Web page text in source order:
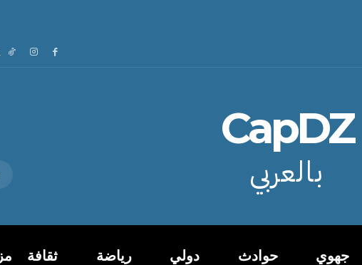
CapDZ
بالعربي
جهوي حوادث دولي رياضة ثقافة